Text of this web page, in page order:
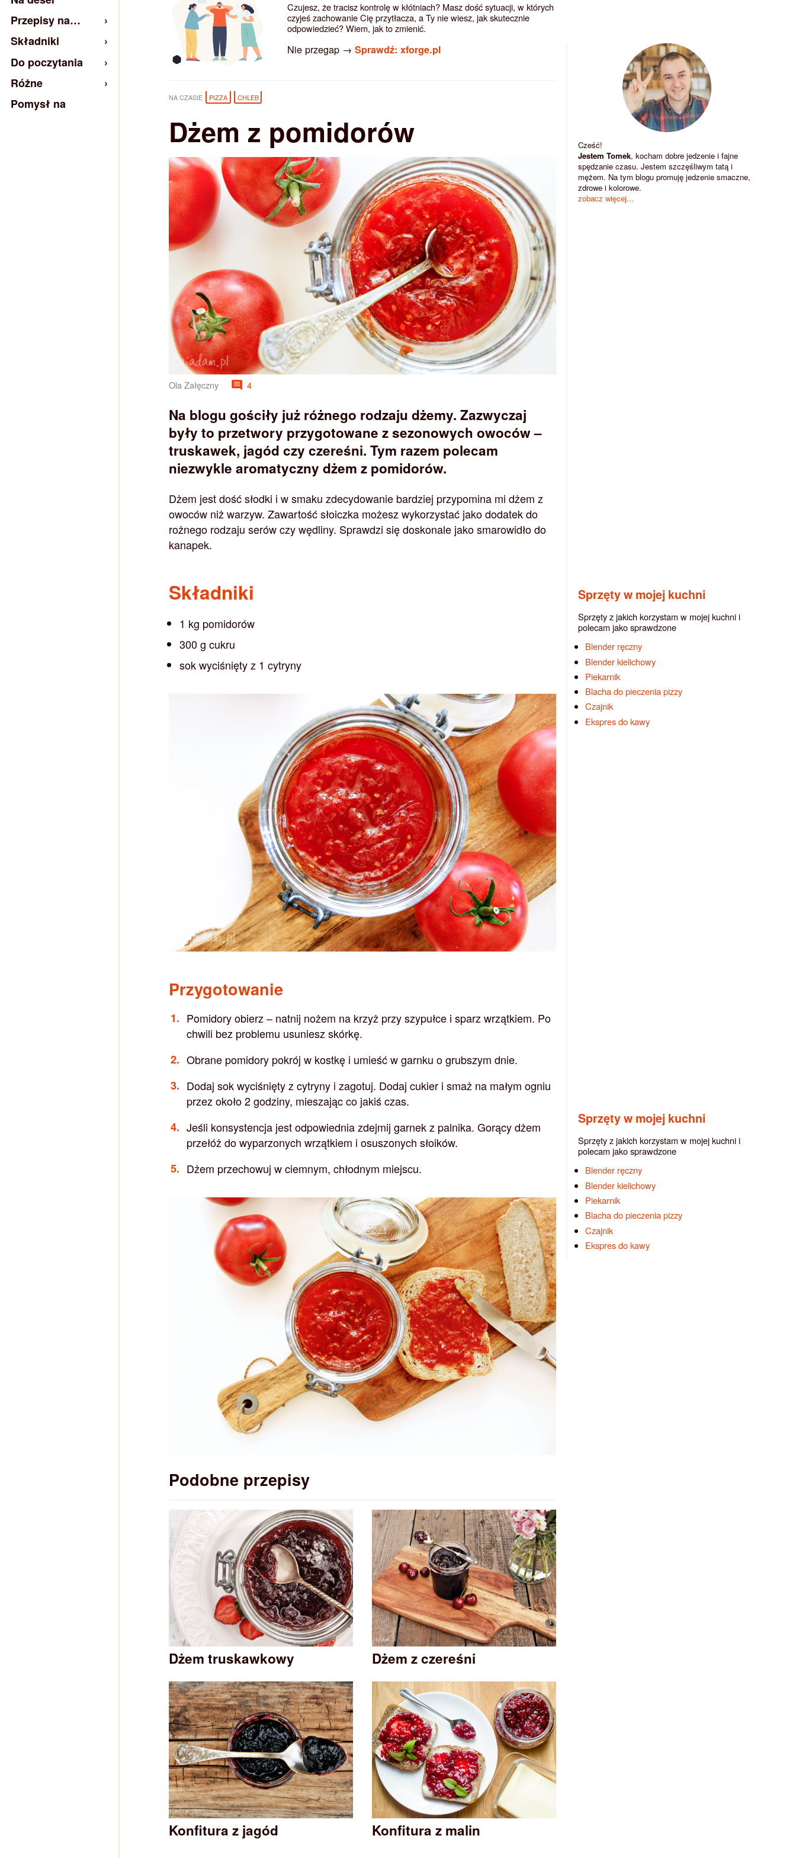
Czujesz, że tracisz kontrolę w kłótniach? Masz dość sytuacji, w których
czyjeś zachowanie Cię przytłacza, a Ty nie wiesz, jak skutecznie
odpowiedzieć? Wiem, jak to zmienić.
Nie przegap → Sprawdź: xforge.pl
NA CZASIE PIZZA CHLEB
Dżem z pomidorów
Ola Załęczny 4
Na blogu gościły już różnego rodzaju dżemy. Zazwyczaj
były to przetwory przygotowane z sezonowych owoców –
truskawek, jagód czy czereśni. Tym razem polecam
niezwykle aromatyczny dżem z pomidorów.
Dżem jest dość słodki i w smaku zdecydowanie bardziej przypomina mi dżem z
owoców niż warzyw. Zawartość słoiczka możesz wykorzystać jako dodatek do
rożnego rodzaju serów czy wędliny. Sprawdzi się doskonale jako smarowidło do
kanapek.
Składniki
1 kg pomidorów
300 g cukru
sok wyciśnięty z 1 cytryny
Przygotowanie
Pomidory obierz – natnij nożem na krzyż przy szypułce i sparz wrzątkiem. Po
chwili bez problemu usuniesz skórkę.
Obrane pomidory pokrój w kostkę i umieść w garnku o grubszym dnie.
Dodaj sok wyciśnięty z cytryny i zagotuj. Dodaj cukier i smaż na małym ogniu
przez około 2 godziny, mieszając co jakiś czas.
Jeśli konsystencja jest odpowiednia zdejmij garnek z palnika. Gorący dżem
przełóż do wyparzonych wrzątkiem i osuszonych słoików.
Dżem przechowuj w ciemnym, chłodnym miejscu.
Podobne przepisy
Dżem truskawkowy Dżem z czereśni
Konfitura z jagód Konfitura z malin
Cześć!
Jestem Tomek, kocham dobre jedzenie i fajne
spędzanie czasu. Jestem szczęśliwym tatą i
mężem. Na tym blogu promuję jedzenie smaczne,
zdrowe i kolorowe.
zobacz więcej...
Sprzęty w mojej kuchni
Sprzęty z jakich korzystam w mojej kuchni i
polecam jako sprawdzone
Blender ręczny
Blender kielichowy
Piekarnik
Blacha do pieczenia pizzy
Czajnik
Ekspres do kawy
Sprzęty w mojej kuchni
Sprzęty z jakich korzystam w mojej kuchni i
polecam jako sprawdzone
Blender ręczny
Blender kielichowy
Piekarnik
Blacha do pieczenia pizzy
Czajnik
Ekspres do kawy
Przepisy na…
Składniki
Do poczytania
Różne
Pomysł na